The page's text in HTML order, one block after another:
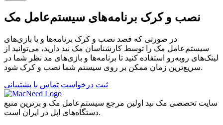
نصب و کرک برنامه‌های سیستم‌عامل مک
در صورتی که قصد نصب و کرک برنامه‌ها و یا بازی‌های
سیستم‌عامل مک را توسط کارشناسان مک نید دارید، می‌توانید از
لینک‌های رو‌به‌رو استفاده کنید تا برنامه‌ها و بازی‌های مد نظر شما در
سریع‌ترین زمان ممکن بر روی سیستم شما نصب و کرک شود.
ثبت درخواست تماس با پشتیبانی
سایت تخصصی مک نید اولین مرجع سیستم‌عامل مک و برترین منبع
دستگاه‌های اپل در ایران است.